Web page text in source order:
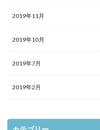
2019年11月
2019年10月
2019年7月
2019年2月